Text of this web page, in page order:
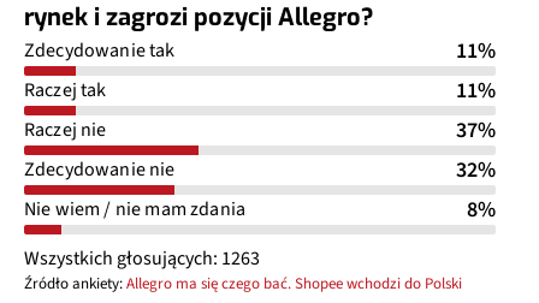
rynek i zagrozi pozycji Allegro?
Zdecydowanie tak 11%
Raczej tak 11%
Raczej nie 37%
Zdecydowanie nie 32%
Nie wiem / nie mam zdania 8%
Wszystkich głosujących: 1263
Źródło ankiety:Allegro ma się czego bać. Shopee wchodzi do Polski